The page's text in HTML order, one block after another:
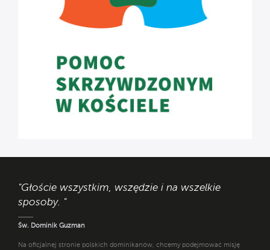
"Głoście wszystkim, wszędzie i na wszelkie
sposoby. "
Św. Dominik Guzman
Na oficjalnej stronie polskich dominikanów, chcemy podejmować misję